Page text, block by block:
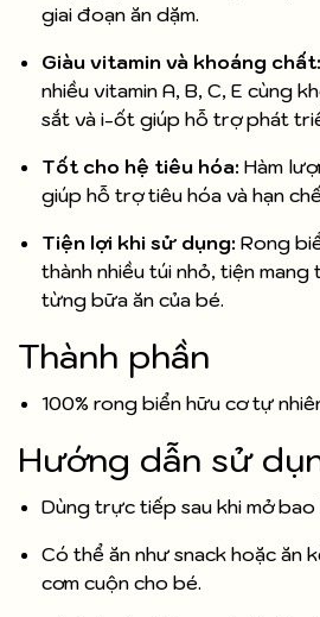
giai đoạn ăn dặm.
Giàu vitamin và khoáng chất:
nhiều vitamin A, B, C, E cùng
sắt và i-ốt giúp hỗ trợ phát
Tốt cho hệ tiêu hóa: Hàm
giúp hỗ trợ tiêu hóa và hạn
Tiện lợi khi sử dụng: Rong
thành nhiều túi nhỏ, tiện
từng bữa ăn của bé.
Thành phần
100% rong biển hữu cơ tự
Hướng dẫn sử
Dùng trực tiếp sau khi mở bao
Có thể ăn như snack hoặc ăn
cơm cuộn cho bé.